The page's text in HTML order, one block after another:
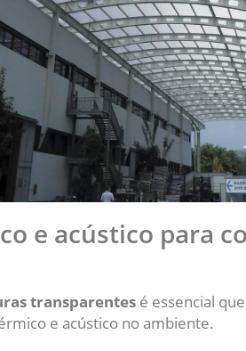
e acústico para
transparentes é essencial
e acústico no ambiente.